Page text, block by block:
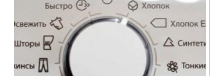
Уход за рулонными
шторами
Шторы в кассете
Шторы для окон
Плесень на рулонных
шторах